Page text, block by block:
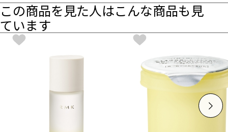
この商品を見た人はこんな商品も見
ています